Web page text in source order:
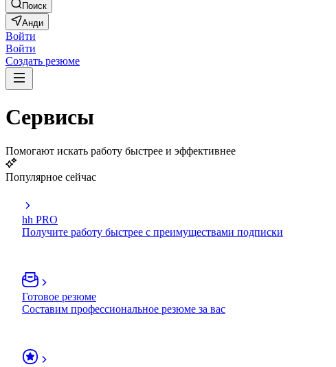
Поиск
Анди
Войти
Войти
Создать резюме
Сервисы
Помогают искать работу быстрее и эффективнее
Популярное сейчас
hh PRO
Получите работу быстрее с преимуществами подписки
Готовое резюме
Составим профессиональное резюме за вас